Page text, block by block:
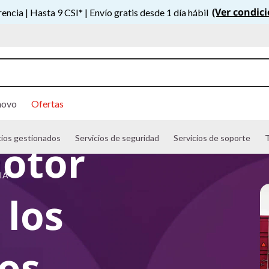
| Hasta 9 CSI* | Envío gratis desde 1 día hábil (Ver
Ofertas
gestionados Servicios de seguridad Servicios de soporte